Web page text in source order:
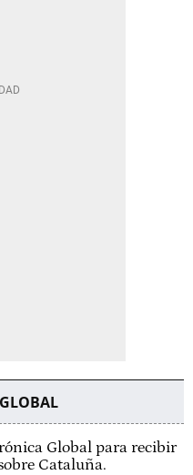
Global para recibir
Cataluña.